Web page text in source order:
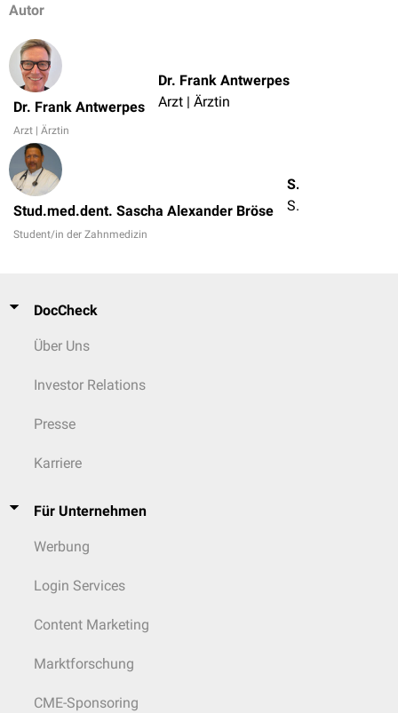
Autor
Dr. Frank Antwerpes
Arzt | Ärztin
Dr. Frank Antwerpes
Arzt | Ärztin
Stud.med.dent. Sascha Alexander Bröse
Student/in der Zahnmedizin
Stud.med.dent. Sascha Alexander Bröse
Student/in der Zahnmedizin
DocCheck
Über Uns
Investor Relations
Presse
Karriere
Für Unternehmen
Werbung
Login Services
Content Marketing
Marktforschung
CME-Sponsoring